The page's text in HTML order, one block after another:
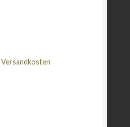
Versandkosten